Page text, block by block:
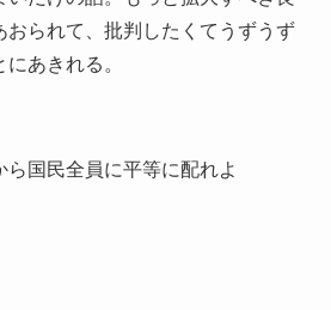
おられて、批判したくてうずうず
あきれる。
国民全員に平等に配れよ